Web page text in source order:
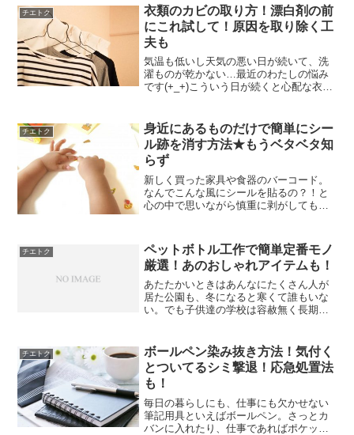
正直なところです。この記事では 毛布を
コインランドリーで洗うと...
チエトク
衣類のカビの取り方！漂白剤の前
にこれ試して！原因を取り除く工
夫も
気温も低いし天気の悪い日が続いて、洗
濯ものが乾かない…最近のわたしの悩み
です(+_+)こういう日が続くと心配な衣類
防止方法をご紹介していきます♪衣類のカ
ビの取り方衣類のカ...
チエトク
身近にあるものだけで簡単にシー
ル跡を消す方法★もうベタベタ知
らず
新しく買った家具や食器のバーコード。
なんでこんな風にシールを貼るの？！と
心の中で思いながら慎重に剥がしてもど
どもが色んなところにシールを貼ったり
して跡が残って困ってしま...
チエトク
ペットボトル工作で簡単定番モノ
厳選！あのおしゃれアイテムも！
あたたかいときはあんなにたくさん人が
居た公園も、冬になると寒くて誰もいな
い。でも子供達の学校は容赦無く長期休
う！親としていいとこみせようじゃない
か！でも工作は苦手かも？...
チエトク
ボールペン染み抜き方法！気付く
とついてるシミ撃退！応急処置法
も！
毎日の暮らしにも、仕事にも欠かせない
筆記用具といえばボールペン。さっとカ
バンに入れたり、仕事であればポケット